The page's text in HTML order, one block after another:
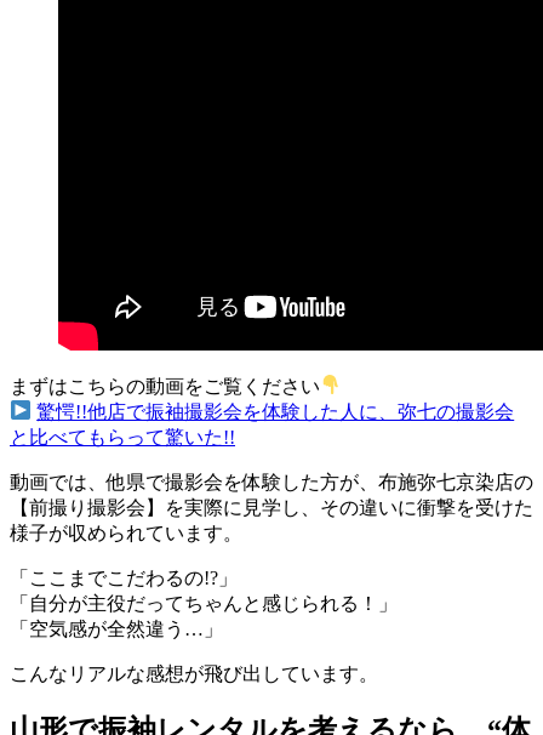
まずはこちらの動画をご覧ください
驚愕!!他店で振袖撮影会を体験した人に、弥七の撮影会
と比べてもらって驚いた!!
動画では、他県で撮影会を体験した方が、布施弥七京染店の
【前撮り撮影会】を実際に見学し、その違いに衝撃を受けた
様子が収められています。
「ここまでこだわるの!?」
「自分が主役だってちゃんと感じられる！」
「空気感が全然違う…」
こんなリアルな感想が飛び出しています。